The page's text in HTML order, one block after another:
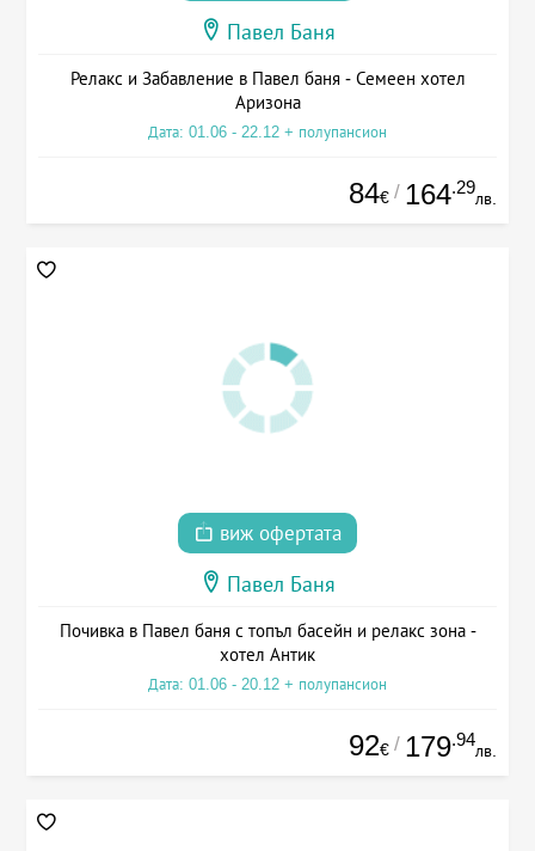
Павел Баня
Релакс и Забавление в Павел баня - Семеен хотел
Аризона
Дата: 01.06 - 22.12 + полупансион
84€ / 164.29
лв.
виж офертата
Павел Баня
Почивка в Павел баня с топъл басейн и релакс зона -
хотел Антик
Дата: 01.06 - 20.12 + полупансион
92€ / 179.94
лв.